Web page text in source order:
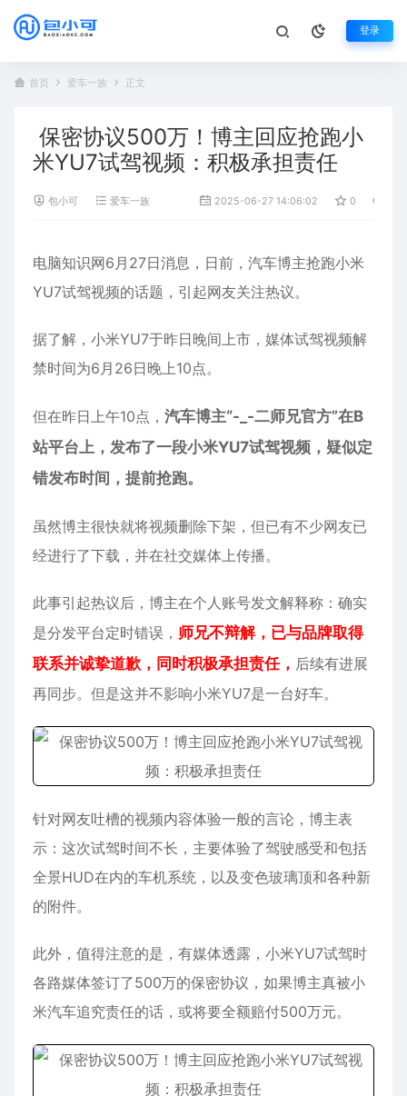
登录
首页 爱车一族 正文
保密协议500万！博主回应抢跑小
米YU7试驾视频：积极承担责任
包小可 爱车一族 2025-06-27 14:06:02 0
电脑知识网6月27日消息，日前，汽车博主抢跑小米
YU7试驾视频的话题，引起网友关注热议。
据了解，小米YU7于昨日晚间上市，媒体试驾视频解
禁时间为6月26日晚上10点。
但在昨日上午10点， 汽车博主“-_-二师兄官方”在B
站平台上，发布了一段小米YU7试驾视频，疑似定
错发布时间，提前抢跑。
虽然博主很快就将视频删除下架，但已有不少网友已
经进行了下载，并在社交媒体上传播。
此事引起热议后，博主在个人账号发文解释称：确实
是分发平台定时错误， 师兄不辩解，已与品牌取得
联系并诚挚道歉，同时积极承担责任， 后续有进展
再同步。但是这并不影响小米YU7是一台好车。
针对网友吐槽的视频内容体验一般的言论，博主表
示：这次试驾时间不长，主要体验了驾驶感受和包括
全景HUD在内的车机系统，以及变色玻璃顶和各种新
的附件。
此外，值得注意的是，有媒体透露，小米YU7试驾时
各路媒体签订了500万的保密协议，如果博主真被小
米汽车追究责任的话，或将要全额赔付500万元。